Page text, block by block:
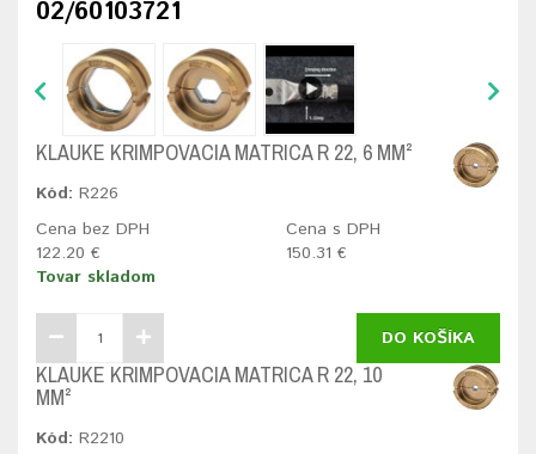
02/60103721
KLAUKE KRIMPOVACIA MATRICA R 22, 6 MM²
Kód: R226
Cena bez DPH
122.20 €
Cena s DPH
150.31 €
Tovar skladom
DO KOŠÍKA
KLAUKE KRIMPOVACIA MATRICA R 22, 10
MM²
Kód: R2210